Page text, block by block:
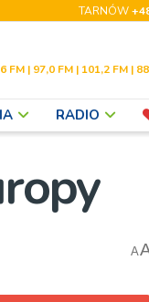
TARNÓW
FM | 97,0 FM | 101,2 FM |
RADIO
A